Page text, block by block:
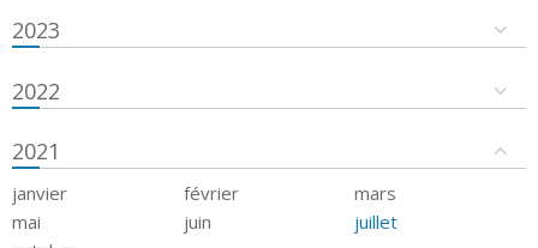
2023
2022
2021
janvier février
mars
mai
juin
juillet